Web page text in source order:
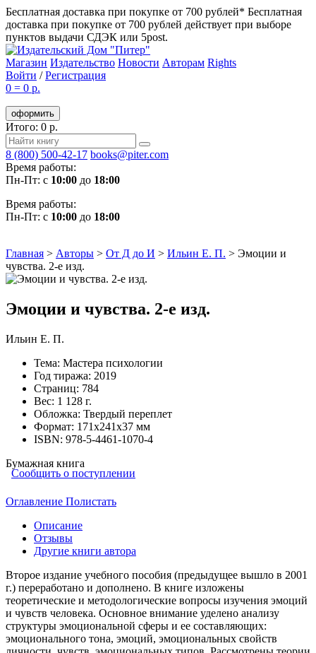
Бесплатная доставка при покупке от 700 рублей* Бесплатная
доставка при покупке от 700 рублей действует при выборе
пунктов выдачи СДЭК или 5post.
Магазин Издательство Новости Авторам Rights
Войти /Регистрация
0 = 0 р.
оформить
Итого: 0 р.
8 (800) 500-42-17 books@piter.com
Время работы:
Пн-Пт: с 10:00 до 18:00
Время работы:
Пн-Пт: с 10:00 до 18:00
Главная > Авторы > От Д до И > Ильин Е. П. > Эмоции и
чувства. 2-е изд.
Эмоции и чувства. 2-е изд.
Ильин Е. П.
Тема: Мастера психологии
Год тиража: 2019
Страниц: 784
Вес: 1 128 г.
Обложка: Твердый переплет
Формат: 171х241х37 мм
ISBN: 978-5-4461-1070-4
Бумажная книга
Сообщить о поступлении
Оглавление Полистать
Описание
Отзывы
Другие книги автора
Второе издание учебного пособия (предыдущее вышло в 2001
г.) переработано и дополнено. В книге изложены
теоретические и методологические вопросы изучения эмоций
и чувств человека. Основное внимание уделено анализу
структуры эмоциональной сферы и ее составляющих:
эмоционального тона, эмоций, эмоциональных свойств